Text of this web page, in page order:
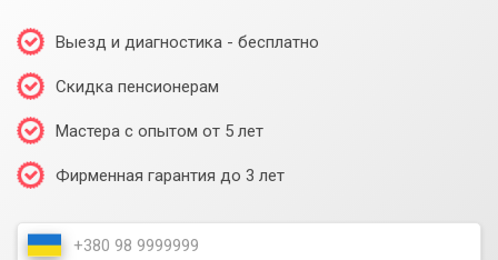
Выезд и диагностика - бесплатно
Скидка пенсионерам
Мастера с опытом от 5 лет
Фирменная гарантия до 3 лет